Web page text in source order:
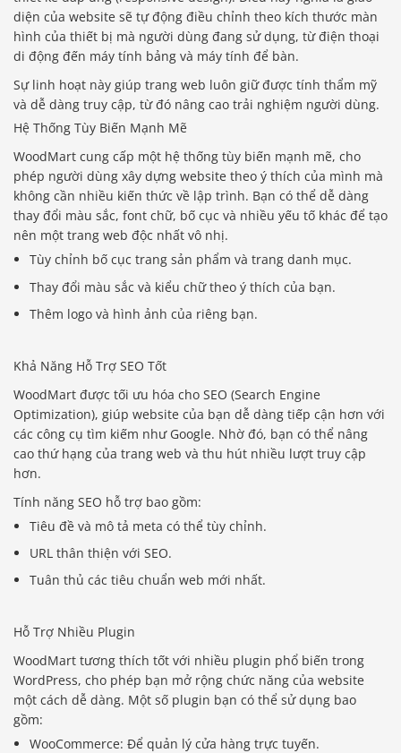
diện của website sẽ tự động điều chỉnh theo kích thước màn
hình của thiết bị mà người dùng đang sử dụng, từ điện thoại
di động đến máy tính bảng và máy tính để bàn.
Sự linh hoạt này giúp trang web luôn giữ được tính thẩm mỹ
và dễ dàng truy cập, từ đó nâng cao trải nghiệm người dùng.
Hệ Thống Tùy Biến Mạnh Mẽ
WoodMart cung cấp một hệ thống tùy biến mạnh mẽ, cho
phép người dùng xây dựng website theo ý thích của mình mà
không cần nhiều kiến thức về lập trình. Bạn có thể dễ dàng
thay đổi màu sắc, font chữ, bố cục và nhiều yếu tố khác để tạo
nên một trang web độc nhất vô nhị.
Tùy chỉnh bố cục trang sản phẩm và trang danh mục.
Thay đổi màu sắc và kiểu chữ theo ý thích của bạn.
Thêm logo và hình ảnh của riêng bạn.
Khả Năng Hỗ Trợ SEO Tốt
WoodMart được tối ưu hóa cho SEO (Search Engine
Optimization), giúp website của bạn dễ dàng tiếp cận hơn với
các công cụ tìm kiếm như Google. Nhờ đó, bạn có thể nâng
cao thứ hạng của trang web và thu hút nhiều lượt truy cập
hơn.
Tính năng SEO hỗ trợ bao gồm:
Tiêu đề và mô tả meta có thể tùy chỉnh.
URL thân thiện với SEO.
Tuân thủ các tiêu chuẩn web mới nhất.
Hỗ Trợ Nhiều Plugin
WoodMart tương thích tốt với nhiều plugin phổ biến trong
WordPress, cho phép bạn mở rộng chức năng của website
một cách dễ dàng. Một số plugin bạn có thể sử dụng bao
gồm:
WooCommerce: Để quản lý cửa hàng trực tuyến.